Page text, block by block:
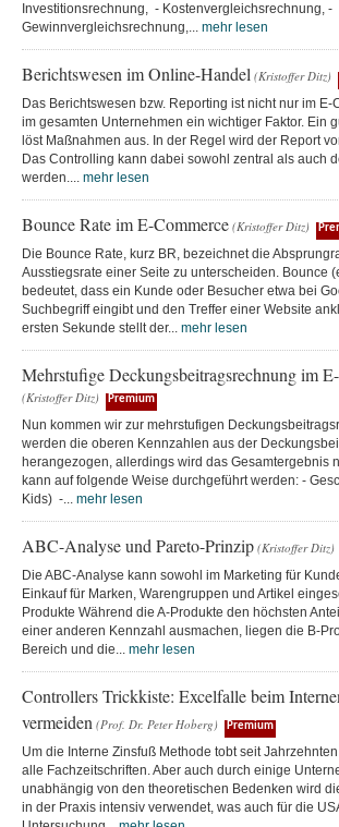
Investitionsrechnung, - Kostenvergleichsrechnung, -
Gewinnvergleichsrechnung,... mehr lesen
Berichtswesen im Online-Handel (Kristoffer Ditz)
Das Berichtswesen bzw. Reporting ist nicht nur im E-
im gesamten Unternehmen ein wichtiger Faktor. Ein
löst Maßnahmen aus. In der Regel wird der Report
Das Controlling kann dabei sowohl zentral als auch
werden.... mehr lesen
Bounce Rate im E-Commerce (Kristoffer Ditz)
Die Bounce Rate, kurz BR, bezeichnet die
Ausstiegsrate einer Seite zu unterscheiden. Bounce
bedeutet, dass ein Kunde oder Besucher etwa bei
Suchbegriff eingibt und den Treffer einer Website
ersten Sekunde stellt der... mehr lesen
Mehrstufige Deckungsbeitragsrechnung im
(Kristoffer Ditz) Premium
Nun kommen wir zur mehrstufigen
werden die oberen Kennzahlen aus der
herangezogen, allerdings wird das Gesamtergebnis
kann auf folgende Weise durchgeführt werden: -
Kids) -... mehr lesen
ABC-Analyse und Pareto-Prinzip (Kristoffer Ditz)
Die ABC-Analyse kann sowohl im Marketing für
Einkauf für Marken, Warengruppen und Artikel
Produkte Während die A-Produkte den höchsten
einer anderen Kennzahl ausmachen, liegen die B-
Bereich und die... mehr lesen
Controllers Trickkiste: Excelfalle beim
vermeiden (Prof. Dr. Peter Hoberg) Premium
Um die Interne Zinsfuß Methode tobt seit
alle Fachzeitschriften. Aber auch durch einige
unabhängig von den theoretischen Bedenken wird
in der Praxis intensiv verwendet, was auch für die